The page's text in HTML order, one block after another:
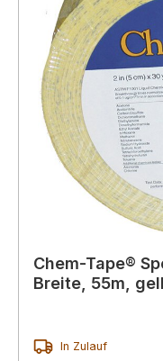
Chem-Tape®
Breite, 55m,
In Zulauf